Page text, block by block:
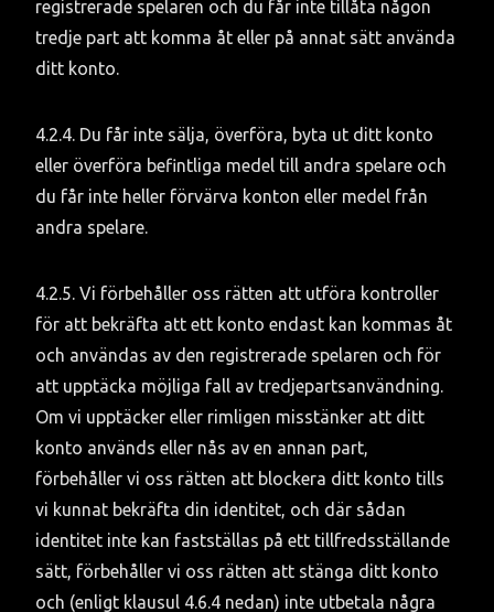
registrerade spelaren och du får inte tillåta någon
tredje part att komma åt eller på annat sätt använda
ditt konto.
4.2.4. Du får inte sälja, överföra, byta ut ditt konto
eller överföra befintliga medel till andra spelare och
du får inte heller förvärva konton eller medel från
andra spelare.
4.2.5. Vi förbehåller oss rätten att utföra kontroller
för att bekräfta att ett konto endast kan kommas åt
och användas av den registrerade spelaren och för
att upptäcka möjliga fall av tredjepartsanvändning.
Om vi upptäcker eller rimligen misstänker att ditt
konto används eller nås av en annan part,
förbehåller vi oss rätten att blockera ditt konto tills
vi kunnat bekräfta din identitet, och där sådan
identitet inte kan fastställas på ett tillfredsställande
sätt, förbehåller vi oss rätten att stänga ditt konto
och (enligt klausul 4.6.4 nedan) inte utbetala några